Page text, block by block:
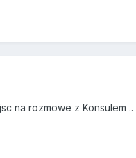
na rozmowe z Konsulem ..